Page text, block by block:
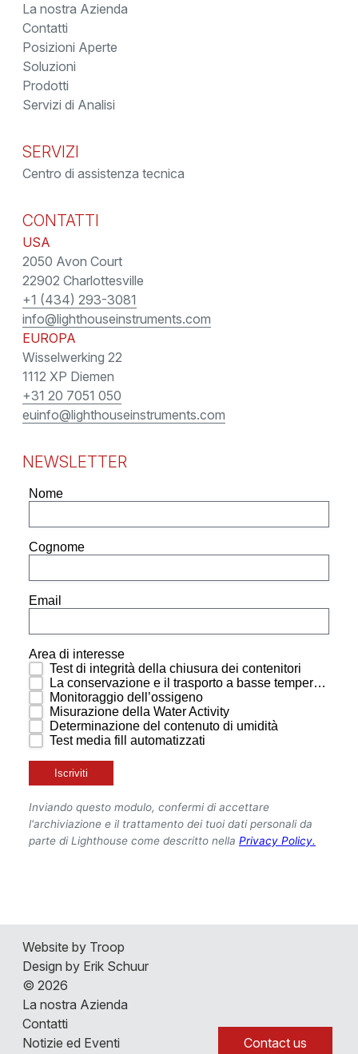
La nostra Azienda
Contatti
Notizie ed Eventi
Posizioni Aperte
3D Lab Tour
Contact us
La nostra Azienda
Contatti
Posizioni Aperte
Soluzioni
Prodotti
Servizi di Analisi
SERVIZI
Centro di assistenza tecnica
CONTATTI
USA
2050 Avon Court
22902 Charlottesville
+1 (434) 293-3081
info@lighthouseinstruments.com
EUROPA
Wisselwerking 22
1112 XP Diemen
+31 20 7051 050
euinfo@lighthouseinstruments.com
NEWSLETTER
Website by Troop
Design by Erik Schuur
© 2026
La nostra Azienda
Contatti
Notizie ed Eventi